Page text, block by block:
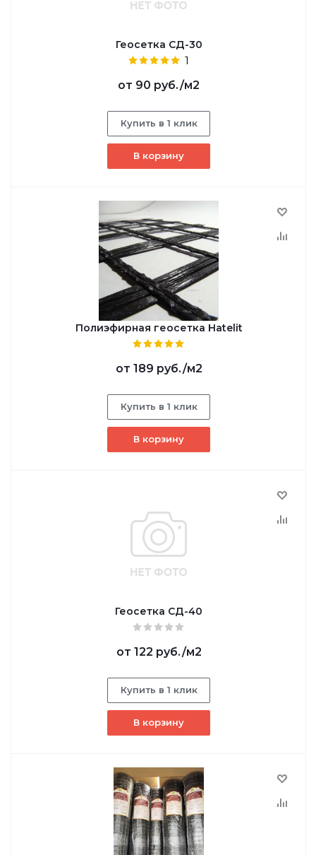
Геосетка СД-30
1
от 90 руб./м2
Купить в 1 клик
В корзину
Полиэфирная геосетка Hatelit
от 189 руб./м2
Купить в 1 клик
В корзину
Геосетка СД-40
от 122 руб./м2
Купить в 1 клик
В корзину